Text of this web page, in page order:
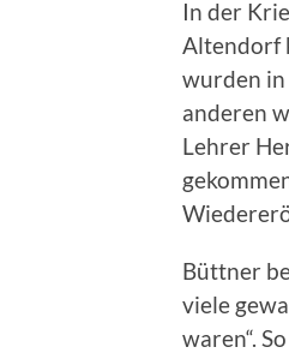
In der
Altendorf
wurden in
anderen
Lehrer
Büttner
viele
waren“.